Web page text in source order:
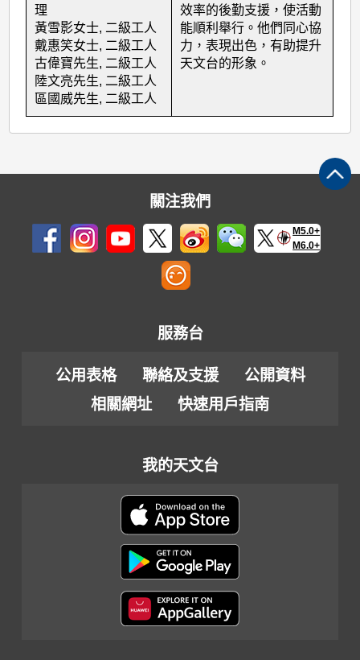
理
黃雪影女士, 二級工人
戴惠笑女士, 二級工人
古偉寶先生, 二級工人
陸文亮先生, 二級工人
區國威先生, 二級工人
效率的後勤支援，使活動
能順利舉行。他們同心協
力，表現出色，有助提升
天文台的形象。
關注我們
M5.0+
M6.0+
服務台
公用表格 聯絡及支援
公開資料
相關網址
快速用戶指南
我的天文台